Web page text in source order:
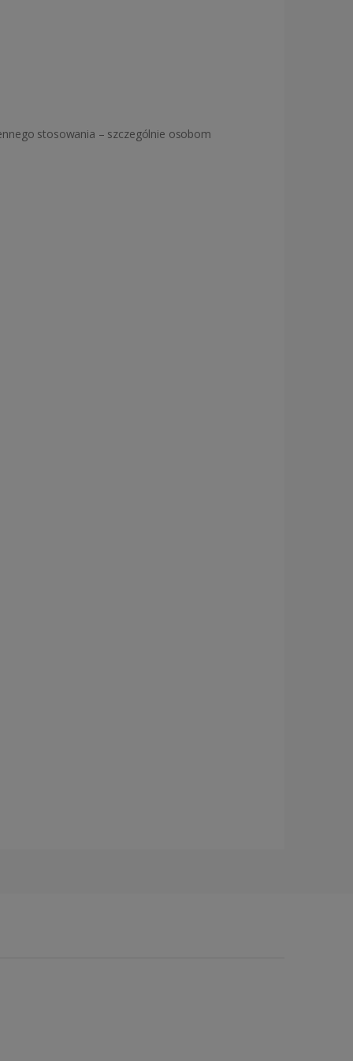
stosowania – szczególnie osobom